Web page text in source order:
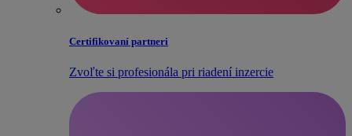
Certifikovaní partneri
Zvoľte si profesionála pri riadení inzercie